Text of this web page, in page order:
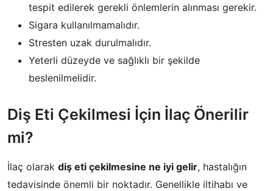
tespit edilerek gerekli önlemlerin alınması gerekir.
Sigara kullanılmamalıdır.
Stresten uzak durulmalıdır.
Yeterli düzeyde ve sağlıklı bir şekilde
beslenilmelidir.
Diş Eti Çekilmesi İçin İlaç Önerilir
mi?
İlaç olarak diş eti çekilmesine ne iyi gelir, hastalığın
tedavisinde önemli bir noktadır. Genellikle iltihabı ve